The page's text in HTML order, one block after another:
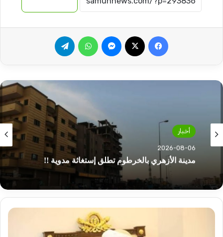
فيسبوك ماسنجر واتساب
أخبار
2026-08-06
مدينة الأزهري بالخرطوم تطلق إستغاثة مدوية !!
مستشار